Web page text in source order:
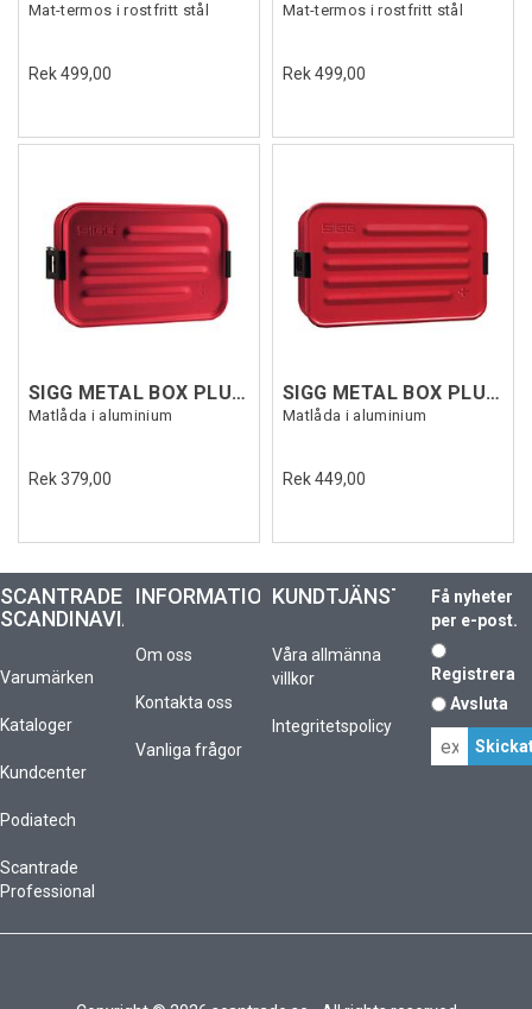
Mat-termos i rostfritt stål
Rek 499,00
Mat-termos i rostfritt stål
Rek 499,00
SIGG METAL BOX PLUS S Röd
Matlåda i aluminium
Rek 379,00
SIGG METAL BOX PLUS L Röd
Matlåda i aluminium
Rek 449,00
SCANTRADE
SCANDINAVIA
Varumärken
Kataloger
Kundcenter
Podiatech
Scantrade
Professional
INFORMATION
Om oss
Kontakta oss
Vanliga frågor
KUNDTJÄNST
Våra allmänna
villkor
Integritetspolicy
Få nyheter
per e-post.
Registrera
Avsluta